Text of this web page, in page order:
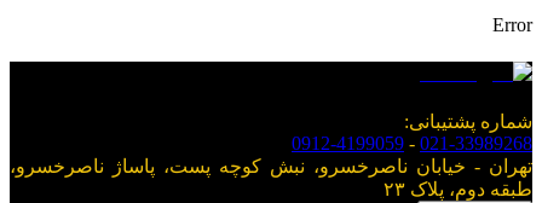
Error
شماره پشتیبانی:
021-33989268
-
0912-4199059
تهران - خیابان ناصرخسرو، نبش کوچه پست، پاساژ ناصرخسرو،
طبقه دوم، پلاک ۲۳